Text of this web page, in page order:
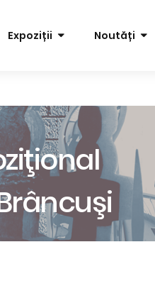
Expoziții Noutăți